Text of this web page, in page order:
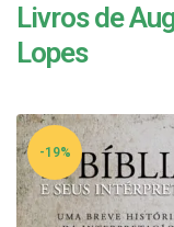
Livros de
Lopes
-19%